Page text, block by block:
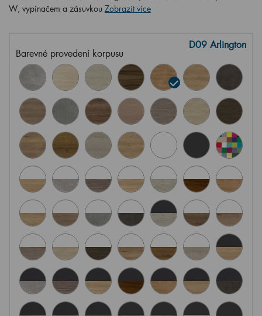
W, vypínačem a zásuvkou Zobrazit více
Barevné provedení korpusu
D09 Arlington